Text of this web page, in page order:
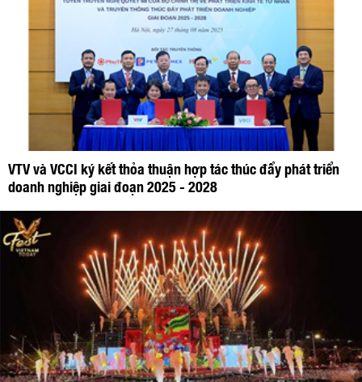
VTV và VCCI ký kết thỏa thuận hợp tác thúc đẩy phát triển
doanh nghiệp giai đoạn 2025 - 2028